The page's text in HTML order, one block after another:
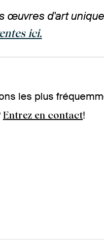
œuvres d'art
ici.
les plus
Entrez en contact!